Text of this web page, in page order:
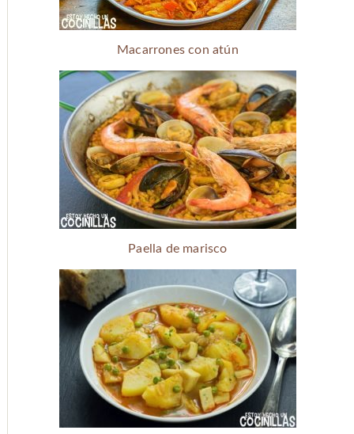
Macarrones con atún
Paella de marisco